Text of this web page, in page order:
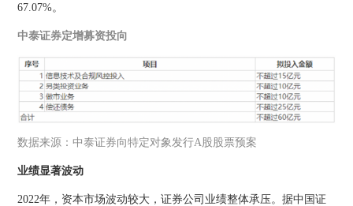
67.07%。
中泰证券定增募资投向
数据来源：中泰证券向特定对象发行A股股票预案
业绩显著波动
2022年，资本市场波动较大，证券公司业绩整体承压。据中国证